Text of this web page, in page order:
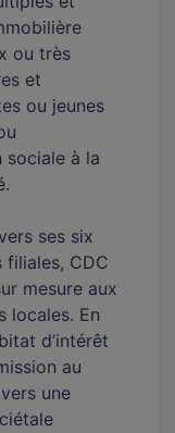
ou très
et
ou jeunes
sociale à la
ses six
CDC
mesure aux
locales. En
d’intérêt
au
une